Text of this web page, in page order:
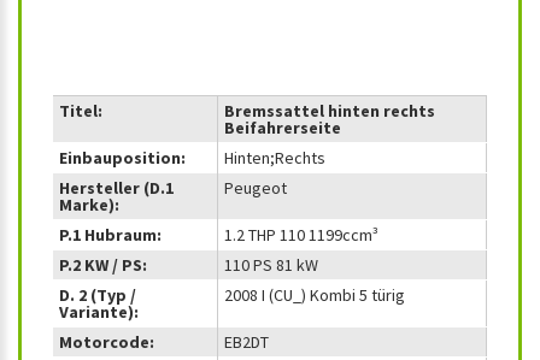
Titel: Bremssattel hinten rechts
Beifahrerseite
Einbauposition:
Hinten;Rechts
Hersteller (D.1
Marke):
Peugeot
P.1 Hubraum:
1.2 THP 110 1199ccm³
P.2 KW / PS:
110 PS 81 kW
D. 2 (Typ /
Variante):
2008 I (CU_) Kombi 5 türig
Motorcode:
EB2DT